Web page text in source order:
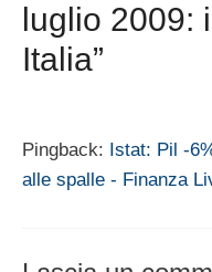
luglio 2009:
Italia”
Pingback: Istat: Pil -
alle spalle - Finanza